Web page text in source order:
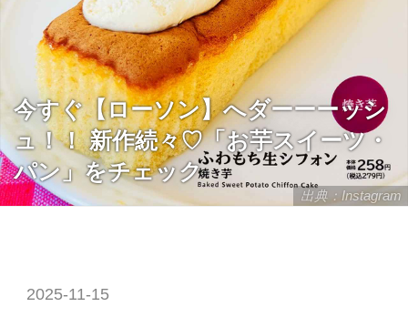
出典：Instagram
今すぐ【ローソン】へダーーーッシ
ュ！！ 新作続々♡「お芋スイーツ・
パン」をチェック
2025-11-15